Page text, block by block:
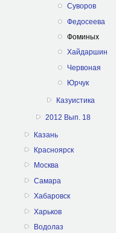
Суворов
Федосеева
Фоминых
Хайдаршин
Червоная
Юрчук
Казуистика
2012 Вып. 18
Казань
Красноярск
Москва
Самара
Хабаровск
Харьков
Водолаз